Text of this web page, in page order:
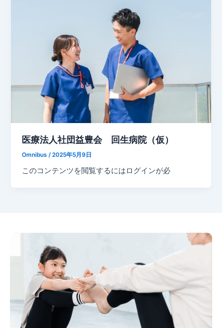
医療法人社団益豊会 回生病院（仮）
Omnibus /2025年5月9日
このコンテンツを閲覧するにはログインが必